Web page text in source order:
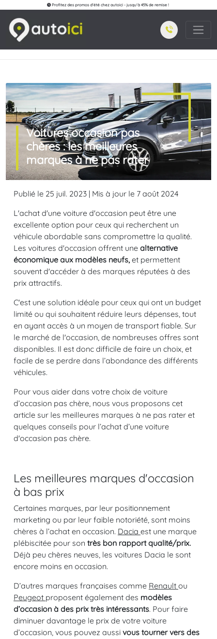
Profitez des promos d'été chez autoici - jusqu'à 45% de remise !
Voitures occasion pas
chères : les meilleures
marques à ne pas rater
Publié le 25 juil. 2023 | Mis à jour le 7 août 2024
L'achat d'une voiture d'occasion peut être une
excellente option pour ceux qui recherchent un
véhicule abordable sans compromettre la qualité.
Les voitures d'occasion offrent une alternative
économique aux modèles neufs, et permettent
souvent d'accéder à des marques réputées à des
prix attractifs.
C'est une solution idéale pour ceux qui ont un budget
limité ou qui souhaitent réduire leurs dépenses, tout
en ayant accès à un moyen de transport fiable. Sur
le marché de l'occasion, de nombreuses offres sont
disponibles. Il est donc difficile de faire un choix, et
facile de se perdre dans l’abondance des différents
véhicules.
Pour vous aider dans votre choix de voiture
d’occasion pas chère, nous vous proposons cet
article sur les meilleures marques à ne pas rater et
quelques conseils pour l’achat d’une voiture
d'occasion pas chère.
Les meilleures marques d'occasion
à bas prix
Certaines marques, par leur positionnement
marketing ou par leur faible notoriété, sont moins
chères à l’achat en occasion. Dacia est une marque
plébiscitée pour son très bon rapport qualité/prix.
Déjà peu chères neuves, les voitures Dacia le sont
encore moins en occasion.
D’autres marques françaises comme Renault ou
Peugeot proposent également des modèles
d’occasion à des prix très intéressants. Pour faire
diminuer davantage le prix de votre voiture
d’occasion, vous pouvez aussi vous tourner vers des